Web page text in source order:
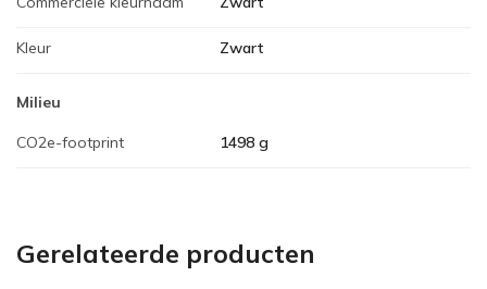
Kleur Zwart
Milieu
CO2e-footprint 1498 g
Gerelateerde producten